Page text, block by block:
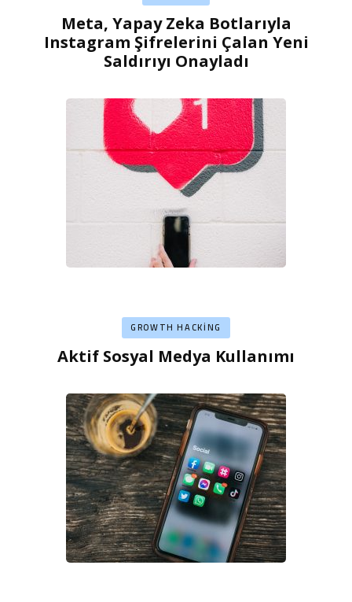
Meta, Yapay Zeka Botlarıyla
Instagram Şifrelerini Çalan Yeni
Saldırıyı Onayladı
GROWTH HACKING
Aktif Sosyal Medya Kullanımı